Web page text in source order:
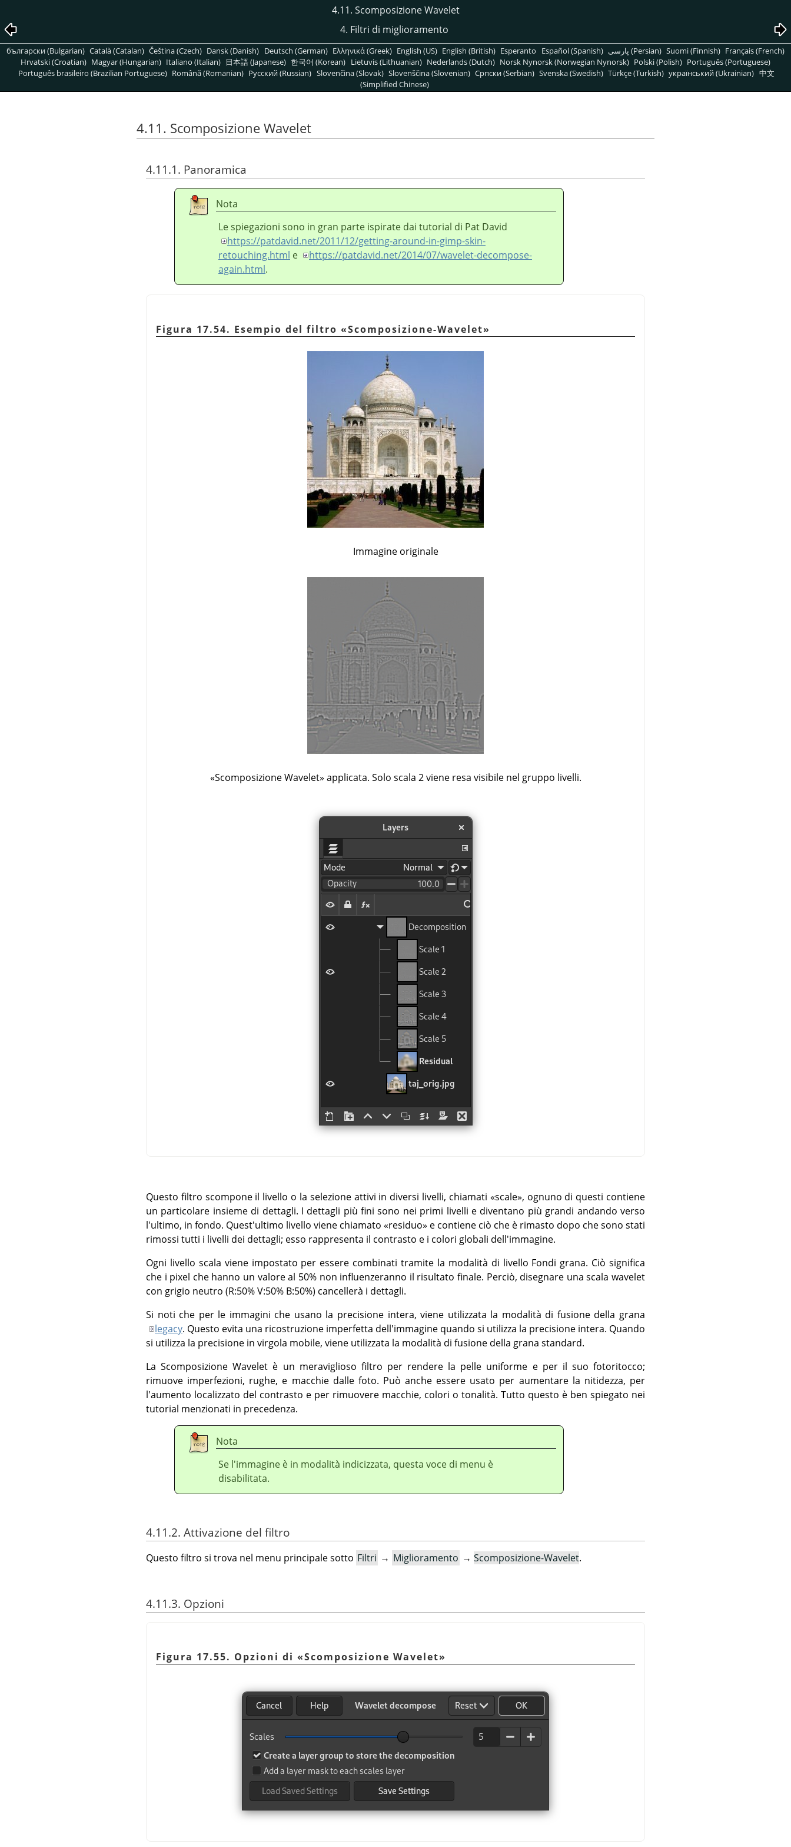
4.11. Scomposizione Wavelet
4. Filtri di miglioramento
български (Bulgarian) Català (Catalan) Čeština (Czech) Dansk (Danish) Deutsch (German) Ελληνικά (Greek) English (US) English (British) Esperanto Español (Spanish) پارسی (Persian) Suomi (Finnish) Français (French)
Hrvatski (Croatian) Magyar (Hungarian) Italiano (Italian) 日本語 (Japanese) 한국어 (Korean) Lietuvis (Lithuanian) Nederlands (Dutch) Norsk Nynorsk (Norwegian Nynorsk) Polski (Polish) Português (Portuguese)
Português brasileiro (Brazilian Portuguese) Română (Romanian) Pусский (Russian) Slovenčina (Slovak) Slovenščina (Slovenian) Српски (Serbian) Svenska (Swedish) Türkçe (Turkish) український (Ukrainian) 中文
(Simplified Chinese)
4.11. Scomposizione Wavelet
4.11.1. Panoramica
Nota
Le spiegazioni sono in gran parte ispirate dai tutorial di Pat David
https://patdavid.net/2011/12/getting-around-in-gimp-skin-
retouching.html e
https://patdavid.net/2014/07/wavelet-decompose-
again.html.
Figura 17.54. Esempio del filtro «Scomposizione-Wavelet»
Immagine originale
«Scomposizione Wavelet» applicata. Solo scala 2 viene resa visibile nel gruppo livelli.
Questo filtro scompone il livello o la selezione attivi in diversi livelli, chiamati «scale», ognuno di questi contiene
un particolare insieme di dettagli. I dettagli più fini sono nei primi livelli e diventano più grandi andando verso
l'ultimo, in fondo. Quest'ultimo livello viene chiamato «residuo» e contiene ciò che è rimasto dopo che sono stati
rimossi tutti i livelli dei dettagli; esso rappresenta il contrasto e i colori globali dell'immagine.
Ogni livello scala viene impostato per essere combinati tramite la modalità di livello Fondi grana. Ciò significa
che i pixel che hanno un valore al 50% non influenzeranno il risultato finale. Perciò, disegnare una scala wavelet
con grigio neutro (R:50% V:50% B:50%) cancellerà i dettagli.
Si noti che per le immagini che usano la precisione intera, viene utilizzata la modalità di fusione della grana
legacy. Questo evita una ricostruzione imperfetta dell'immagine quando si utilizza la precisione intera. Quando
si utilizza la precisione in virgola mobile, viene utilizzata la modalità di fusione della grana standard.
La Scomposizione Wavelet è un meraviglioso filtro per rendere la pelle uniforme e per il suo fotoritocco;
rimuove imperfezioni, rughe, e macchie dalle foto. Può anche essere usato per aumentare la nitidezza, per
l'aumento localizzato del contrasto e per rimuovere macchie, colori o tonalità. Tutto questo è ben spiegato nei
tutorial menzionati in precedenza.
Nota
Se l'immagine è in modalità indicizzata, questa voce di menu è
disabilitata.
4.11.2. Attivazione del filtro
Questo filtro si trova nel menu principale sotto Filtri → Miglioramento → Scomposizione-Wavelet.
4.11.3. Opzioni
Figura 17.55. Opzioni di «Scomposizione Wavelet»